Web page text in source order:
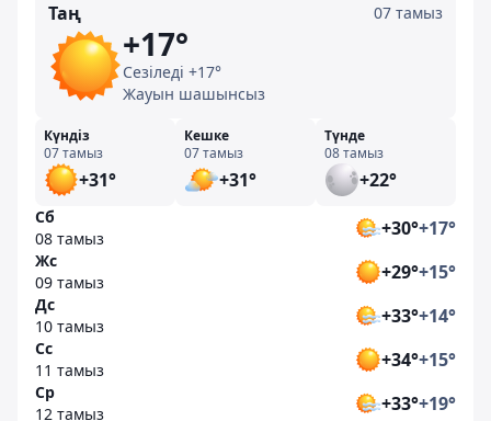
Таң 07 тамыз
+17°
Сезіледі +17°
Жауын шашынсыз
Күндіз
07 тамыз
+31°
Кешке
07 тамыз
+31°
Түнде
08 тамыз
+22°
Сб
08 тамыз
+30°+17°
Жс
09 тамыз
+29°+15°
Дс
10 тамыз
+33°+14°
Сс
11 тамыз
+34°+15°
Ср
12 тамыз
+33°+19°